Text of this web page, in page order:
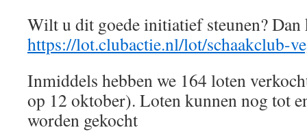
Wilt u dit goede initiatief steunen?
https://lot.clubactie.nl/lot/schaakclub-
Inmiddels hebben we 164 loten
op 12 oktober). Loten kunnen nog tot
worden gekocht